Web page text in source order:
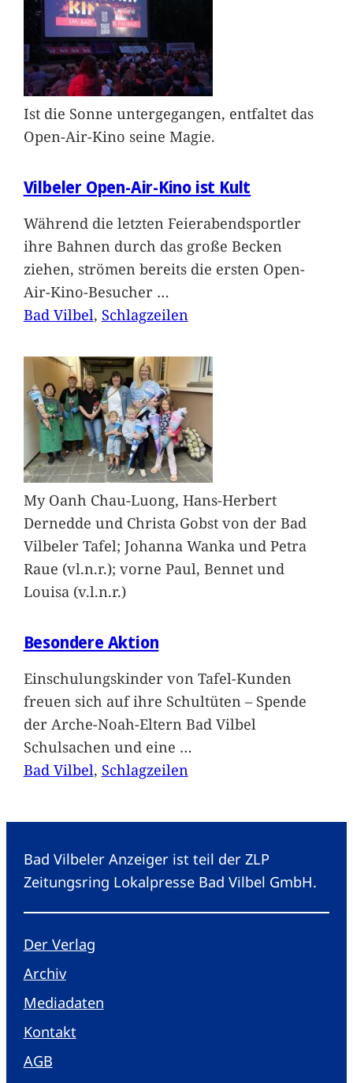
Ist die Sonne untergegangen, entfaltet das
Open-Air-Kino seine Magie.
Vilbeler Open-Air-Kino ist Kult
Während die letzten Feierabendsportler
ihre Bahnen durch das große Becken
ziehen, strömen bereits die ersten Open-
Air-Kino-Besucher …
Bad Vilbel, Schlagzeilen
My Oanh Chau-Luong, Hans-Herbert
Dernedde und Christa Gobst von der Bad
Vilbeler Tafel; Johanna Wanka und Petra
Raue (vl.n.r.); vorne Paul, Bennet und
Louisa (v.l.n.r.)
Besondere Aktion
Einschulungskinder von Tafel-Kunden
freuen sich auf ihre Schultüten – Spende
der Arche-Noah-Eltern Bad Vilbel
Schulsachen und eine …
Bad Vilbel, Schlagzeilen
Bad Vilbeler Anzeiger ist teil der ZLP
Zeitungsring Lokalpresse Bad Vilbel GmbH.
Der Verlag
Archiv
Mediadaten
Kontakt
AGB